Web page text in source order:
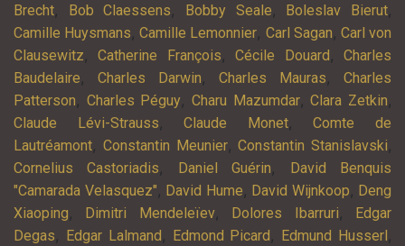
Brecht, Bob Claessens, Bobby Seale, Boleslav Bierut,
Camille Huysmans,Camille Lemonnier, Carl Sagan, Carl von
Clausewitz,Catherine François,Cécile Douard ,Charles
Baudelaire, Charles Darwin, Charles Mauras, Charles
Patterson, Charles Péguy,Charu Mazumdar,Clara Zetkin,
Claude Lévi-Strauss,Claude Monet,Comte de
Lautréamont, Constantin Meunier,Constantin Stanislavski,
Cornelius Castoriadis, Daniel Guérin,
David Benquis
"Camarada Velasquez", David Hume, David Wijnkoop, Deng
Xiaoping, Dimitri Mendeleïev, Dolores Ibarruri,
Edgar
Degas, Edgar Lalmand , Edmond Picard , Edmund Husserl ,